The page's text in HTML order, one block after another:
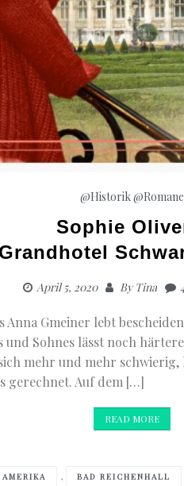
@Historik@Romane
Sophie
Grandhotel
April 5, 2020 ByTina
Anna Gmeiner lebt
und Sohnes lässt noch
mehr und mehr
gerechnet. Auf dem […]
READ MORE
AMERIKA , BAD REICHENHALL